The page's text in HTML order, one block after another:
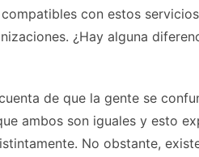
con estos
¿Hay alguna
de que la gente se
ambos son iguales y esto
No obstante,